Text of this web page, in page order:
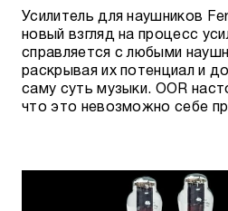
Усилитель для наушников
новый взгляд на процесс
справляется с любыми
раскрывая их потенциал и
саму суть музыки. OOR
что это невозможно себе